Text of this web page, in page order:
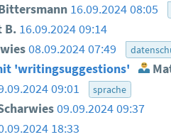
16.09.2024 08:05
B. 16.09.2024 09:14
08.09.2024 07:49
'writingsuggestions'
09:01 sprache
09.09.2024 09:37
18:33